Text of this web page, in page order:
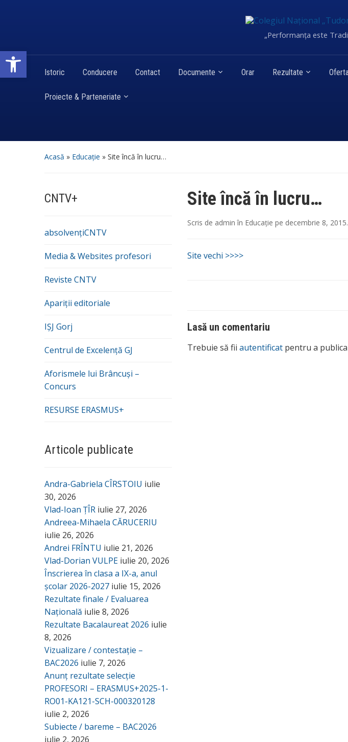
Deschide bara de unelte
„Performanța este
Istoric Conducere Contact Documente Orar Rezultate
Proiecte & Parteneriate
Acasă » Educație » Site încă în lucru…
CNTV+
absolvențiCNTV
Media & Websites profesori
Reviste CNTV
Apariții editoriale
IȘJ Gorj
Centrul de Excelență GJ
Aforismele lui Brâncuși –
Concurs
RESURSE ERASMUS+
Articole publicate
Andra-Gabriela CÎRSTOIU iulie
30, 2026
Vlad-Ioan ȚÎR iulie 27, 2026
Andreea-Mihaela CĂRUCERIU
iulie 26, 2026
Andrei FRÎNTU iulie 21, 2026
Vlad-Dorian VULPE iulie 20, 2026
Înscrierea în clasa a IX-a, anul
școlar 2026-2027 iulie 15, 2026
Rezultate finale / Evaluarea
Națională iulie 8, 2026
Rezultate Bacalaureat 2026 iulie
8, 2026
Vizualizare / contestație –
BAC2026 iulie 7, 2026
Anunț rezultate selecție
PROFESORI – ERASMUS+2025-1-
RO01-KA121-SCH-000320128
iulie 2, 2026
Subiecte / bareme – BAC2026
iulie 2, 2026
Site încă în lucru…
Scris de admin în Educație pe decembrie 8, 2015.
Site vechi >>>>
Lasă un comentariu
Trebuie să fii autentificat pentru a